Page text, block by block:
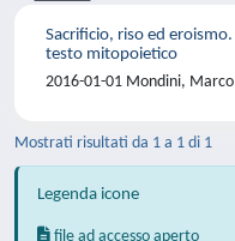
Sacrificio, riso ed
testo mitopoietico
2016-01-01 Mondini, Marco
Mostrati risultati da 1 a 1 di 1
Legenda icone
file ad accesso aperto